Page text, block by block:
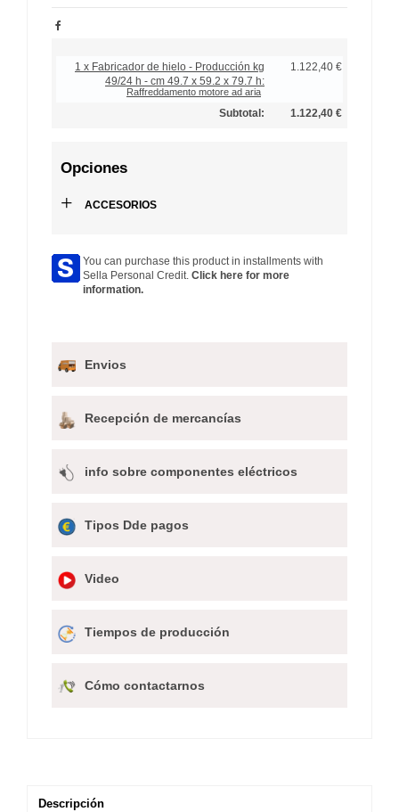
1 x Fabricador de hielo - Producción kg
49/24 h - cm 49.7 x 59.2 x 79.7 h:
Raffreddamento motore ad aria
1.122,40 €
Subtotal: 1.122,40 €
Opciones
+ ACCESORIOS
You can purchase this product in installments with
Sella Personal Credit. Click here for more
information.
Envios
Recepción de mercancías
info sobre componentes eléctricos
Tipos Dde pagos
Video
Tiempos de producción
Cómo contactarnos
Descripción